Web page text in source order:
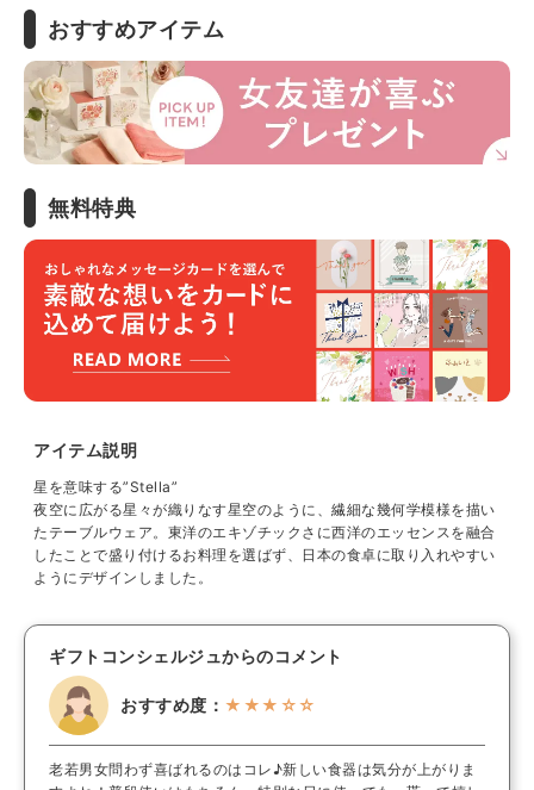
おすすめアイテム
無料特典
アイテム説明
星を意味する”Stella”
夜空に広がる星々が織りなす星空のように、繊細な幾何学模様を描い
たテーブルウェア。東洋のエキゾチックさに西洋のエッセンスを融合
したことで盛り付けるお料理を選ばず、日本の食卓に取り入れやすい
ようにデザインしました。
ギフトコンシェルジュからのコメント
おすすめ度： ★★★☆☆
老若男女問わず喜ばれるのはコレ♪新しい食器は気分が上がりま